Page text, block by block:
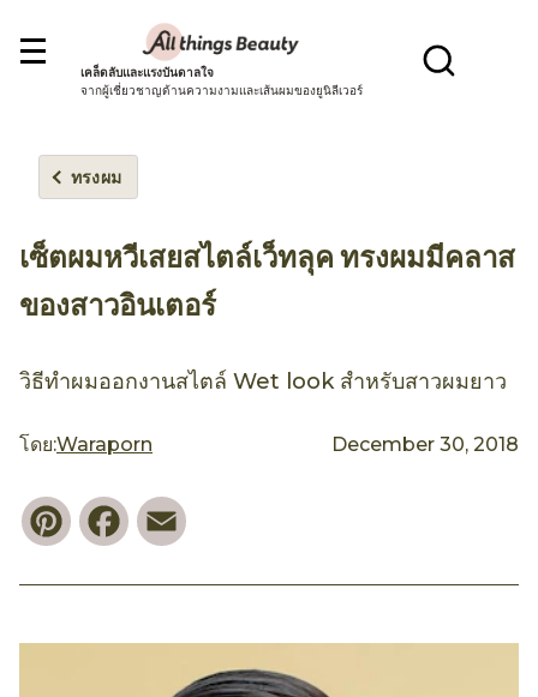
เคล็ดลับและแรงบันดาลใจ
จากผู้เชี่ยวชาญด้านความงามและเส้นผมของยูนิลีเวอร์
ทรงผม
เซ็ตผมหวีเสยสไตล์เว็ทลุค ทรงผมมีคลาส
ของสาวอินเตอร์
วิธีทำผมออกงานสไตล์ Wet look สำหรับสาวผมยาว
โดย:Waraporn December 30, 2018
PinterestFacebook